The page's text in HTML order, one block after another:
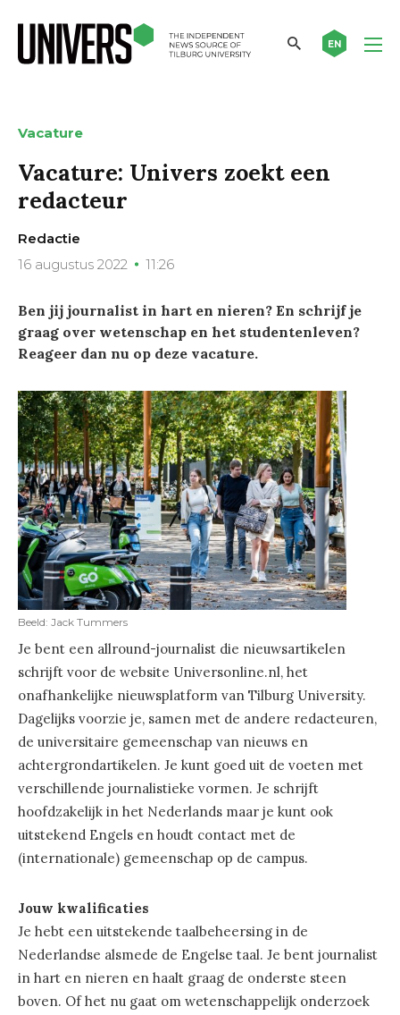
EN
Vacature
Vacature: Univers zoekt een
redacteur
Redactie
16 augustus 2022
11:26
Ben jij journalist in hart en nieren? En schrijf je
graag over wetenschap en het studentenleven?
Reageer dan nu op deze vacature.
Beeld: Jack Tummers
Je bent een allround-journalist die nieuwsartikelen
schrijft voor de website Universonline.nl, het
onafhankelijke nieuwsplatform van Tilburg University.
Dagelijks voorzie je, samen met de andere redacteuren,
de universitaire gemeenschap van nieuws en
achtergrondartikelen. Je kunt goed uit de voeten met
verschillende journalistieke vormen. Je schrijft
hoofdzakelijk in het Nederlands maar je kunt ook
uitstekend Engels en houdt contact met de
(internationale) gemeenschap op de campus.
Jouw kwalificaties
Je hebt een uitstekende taalbeheersing in de
Nederlandse alsmede de Engelse taal. Je bent journalist
in hart en nieren en haalt graag de onderste steen
boven. Of het nu gaat om wetenschappelijk onderzoek